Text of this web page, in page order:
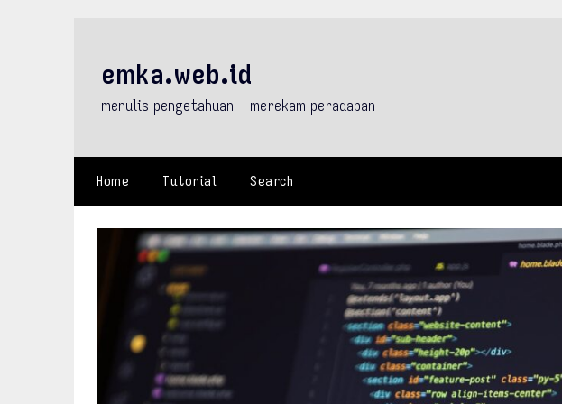
emka.web.id
menulis pengetahuan – merekam peradaban
Home Tutorial Search